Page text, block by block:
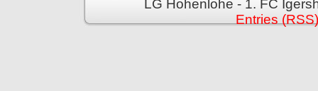
LG Hohenlohe - 1. FC
Entries (RSS)